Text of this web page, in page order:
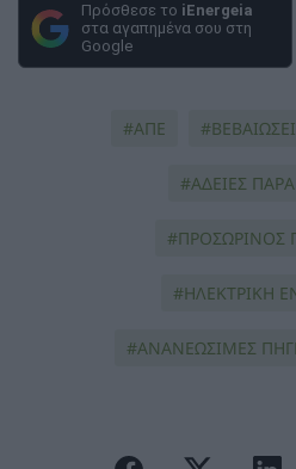
Πρόσθεσε το iEnergeia
στα αγαπημένα σου στη
Google
ΑΠΕ
ΑΔΕΙΕΣ
ΠΡΟΣΩΡΙΝΟΣ
ΗΛΕΚΤΡΙΚΗ
ΑΝΑΝΕΩΣΙΜΕΣ